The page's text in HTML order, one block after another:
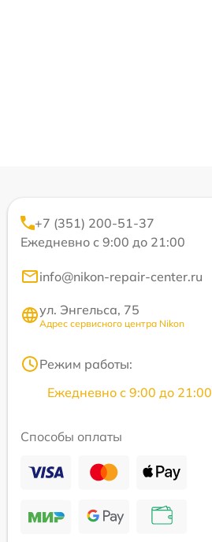
+7 (351) 200-51-37
Ежедневно с 9:00 до 21:00
info@nikon-repair-center.ru
ул. Энгельса, 75
Адрес сервисного центра Nikon
Режим работы:
Ежедневно с 9:00 до 21:00
Способы оплаты